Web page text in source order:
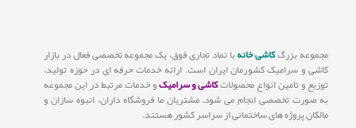
مجموعه بزرگکاشی خانهبا نماد تجاری فوق، یک مجموعه تخصصی فعال در بازار
کاشی و سرامیک کشورمان ایران است. ارائه خدمات حرفه ای در حوزه تولید،
توزیع و تامین انواع محصولاتکاشی و سرامیکو خدمات مرتبط در این مجموعه
به صورت تخصصی انجام می شود. مشتریان ما فروشگاه داران، انبوه سازان و
مالکان پروژه های ساختمانی از سراسر کشور هستند.